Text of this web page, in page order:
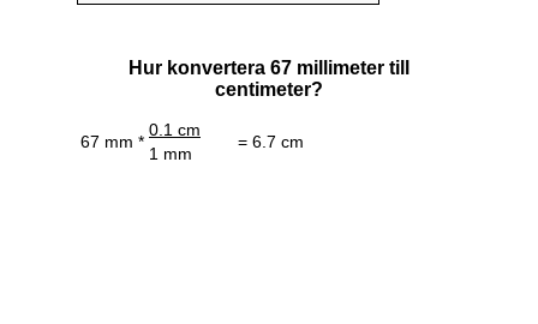
Hur konvertera 67 millimeter till
centimeter?
67 mm *
0.1 cm
= 6.7 cm
1 mm